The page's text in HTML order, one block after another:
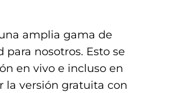
amplia gama de
nosotros. Esto se
en vivo e incluso en
la versión gratuita con